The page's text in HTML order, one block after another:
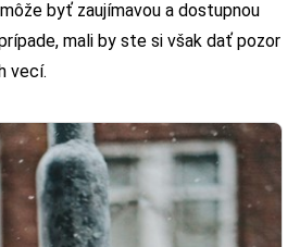
byť zaujímavou a dostupnou
mali by ste si však dať pozor
vecí.